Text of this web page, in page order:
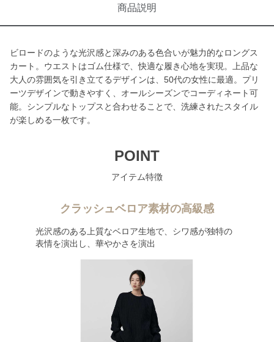
商品説明
ビロードのような光沢感と深みのある色合いが魅力的なロングス
カート。ウエストはゴム仕様で、快適な履き心地を実現。上品な
大人の雰囲気を引き立てるデザインは、50代の女性に最適。プリ
ーツデザインで動きやすく、オールシーズンでコーディネート可
能。シンプルなトップスと合わせることで、洗練されたスタイル
が楽しめる一枚です。
POINT
アイテム特徴
クラッシュベロア素材の高級感
光沢感のある上質なベロア生地で、シワ感が独特の
表情を演出し、華やかさを演出